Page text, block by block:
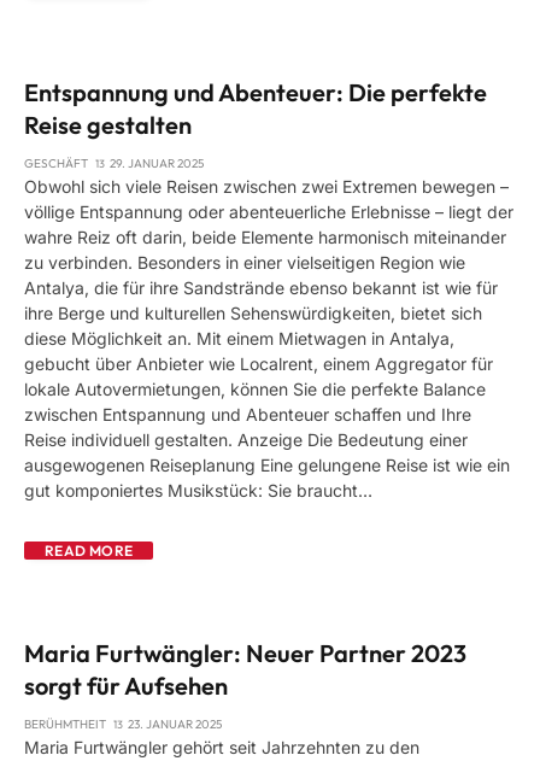
Entspannung und Abenteuer: Die perfekte
Reise gestalten
GESCHÄFT 29. JANUAR 2025
Obwohl sich viele Reisen zwischen zwei Extremen bewegen –
völlige Entspannung oder abenteuerliche Erlebnisse – liegt der
wahre Reiz oft darin, beide Elemente harmonisch miteinander
zu verbinden. Besonders in einer vielseitigen Region wie
Antalya, die für ihre Sandstrände ebenso bekannt ist wie für
ihre Berge und kulturellen Sehenswürdigkeiten, bietet sich
diese Möglichkeit an. Mit einem Mietwagen in Antalya,
gebucht über Anbieter wie Localrent, einem Aggregator für
lokale Autovermietungen, können Sie die perfekte Balance
zwischen Entspannung und Abenteuer schaffen und Ihre
Reise individuell gestalten. Anzeige Die Bedeutung einer
ausgewogenen Reiseplanung Eine gelungene Reise ist wie ein
gut komponiertes Musikstück: Sie braucht…
READ MORE
Maria Furtwängler: Neuer Partner 2023
sorgt für Aufsehen
BERÜHMTHEIT 23. JANUAR 2025
Maria Furtwängler gehört seit Jahrzehnten zu den